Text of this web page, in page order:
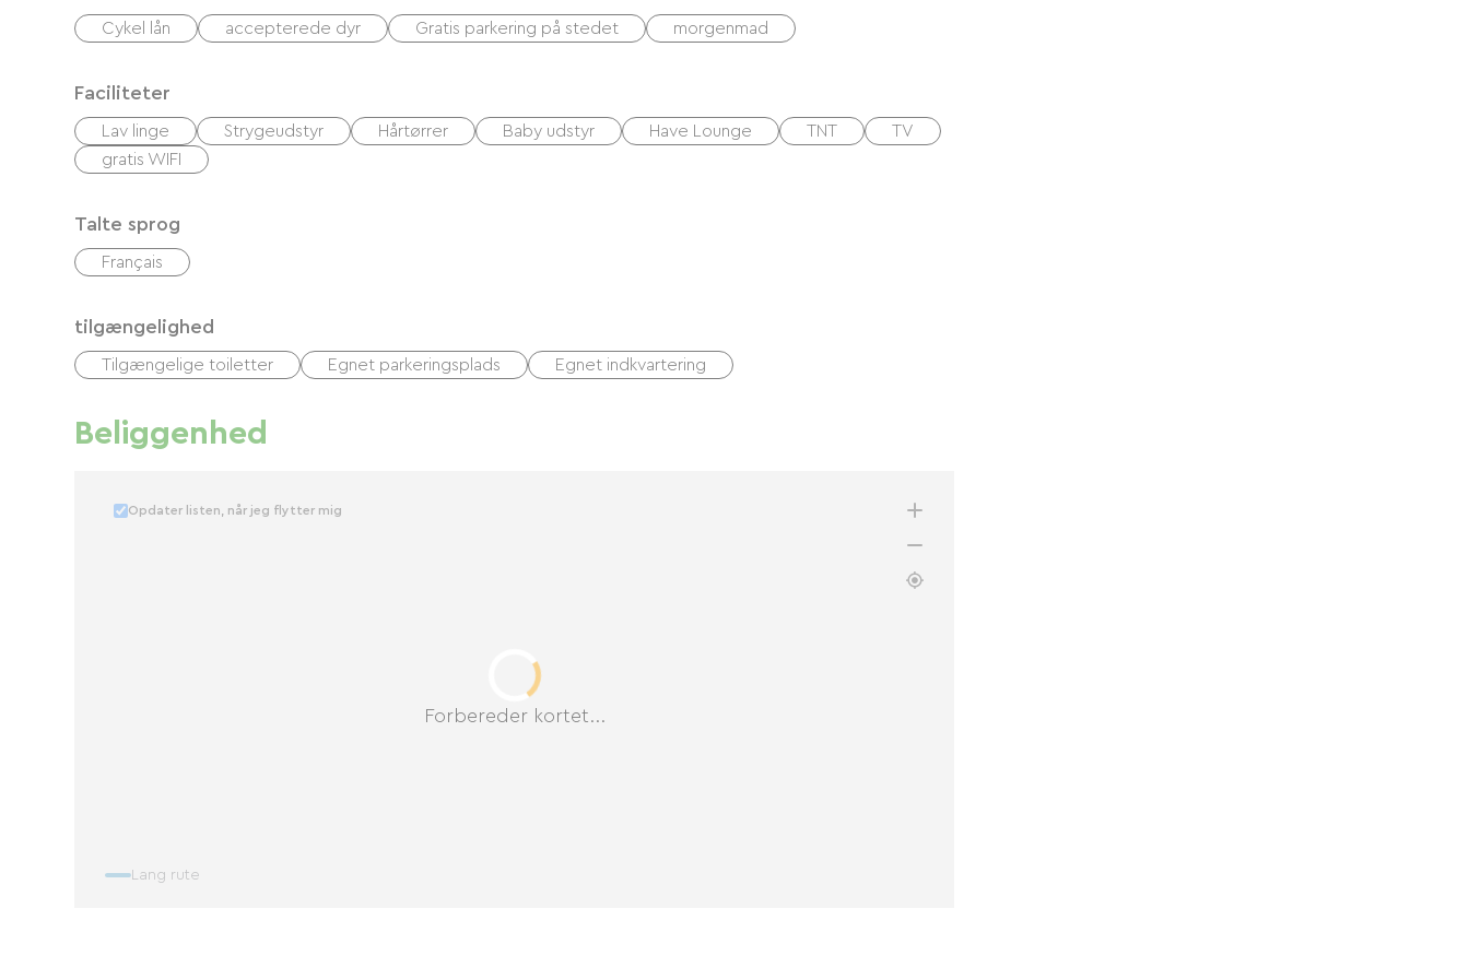
Cykel lån accepterede dyr Gratis parkering på stedet morgenmad
Faciliteter
Lav linge Strygeudstyr Hårtørrer Baby udstyr Have Lounge TNT
TV
gratis WIFI
Talte sprog
Français
tilgængelighed
Tilgængelige toiletter Egnet parkeringsplads Egnet indkvartering
Beliggenhed
Forbereder kortet...
Opdater listen, når jeg flytter mig
Lang rute